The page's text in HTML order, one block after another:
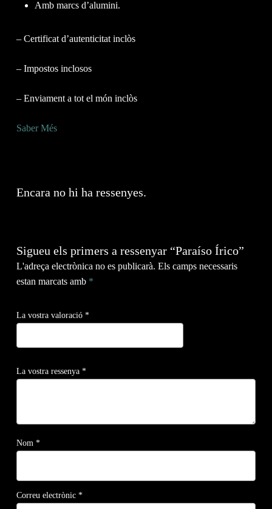
Amb marcs d’alumini.
– Certificat d’autenticitat inclòs
– Impostos inclosos
– Enviament a tot el món inclòs
Saber Més
Encara no hi ha ressenyes.
Sigueu els primers a ressenyar “Paraíso Írico”
L'adreça electrònica no es publicarà. Els camps necessaris
estan marcats amb *
La vostra valoració *
La vostra ressenya *
Nom *
Correu electrònic *